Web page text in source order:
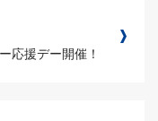
応援デー開催！